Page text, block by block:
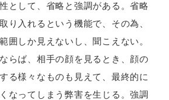
として、省略と強調がある。省略
り入れるという機能で、その為、
囲しか見えないし、聞こえない。
らば、相手の顔を見るとき、顔の
る様々なものも見えて、最終的に
なってしまう弊害を生じる。強調